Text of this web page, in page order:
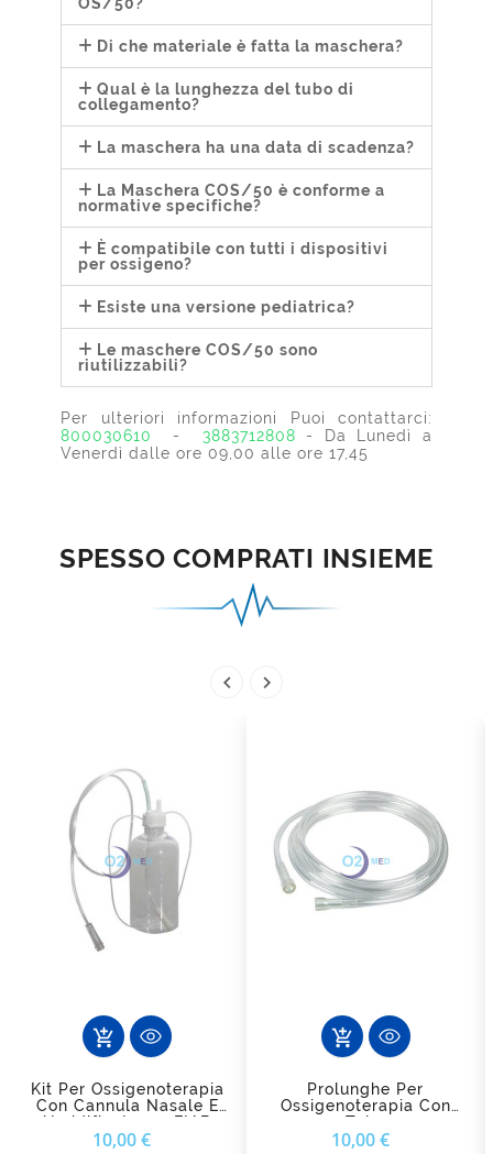
Di che materiale è fatta la maschera?
Qual è la lunghezza del tubo di
collegamento?
La maschera ha una data di scadenza?
La Maschera COS/50 è conforme a
normative specifiche?
È compatibile con tutti i dispositivi
per ossigeno?
Esiste una versione pediatrica?
Le maschere COS/50 sono
riutilizzabili?
Per ulteriori informazioni Puoi contattarci:
800030610
- 3883712808 - Da Lunedì a
Venerdì dalle ore 09,00 alle ore 17,45
SPESSO COMPRATI INSIEME
 
add_shopping_cart
Kit Per Ossigenoterapia
Con Cannula Nasale E
Umidificatore - FIAB
10,00 €
add_shopping_cart
Prolunghe Per
Ossigenoterapia Con
Tubo
Antischiacciamento FIAB
10,00 €